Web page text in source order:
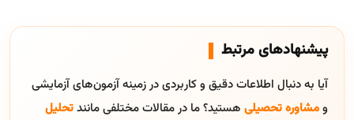
پیشنهادهای مرتبط
آیا به دنبال اطلاعات دقیق و کاربردی در زمینه آزمون‌های آزمایشی
ومشاوره تحصیلی هستید؟ ما در مقالات مختلفی مانندتحلیل